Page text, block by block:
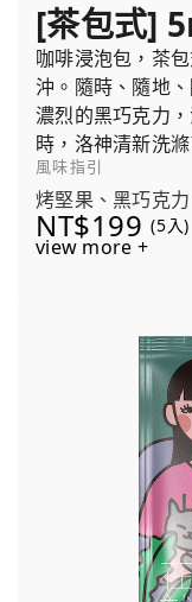
[茶包式]
咖啡浸泡包，茶
沖。隨時、隨地
濃烈的黑巧克力
時，洛神清新洗
風味指引
烤堅果、黑巧克
NT$199 (5入)
view more +